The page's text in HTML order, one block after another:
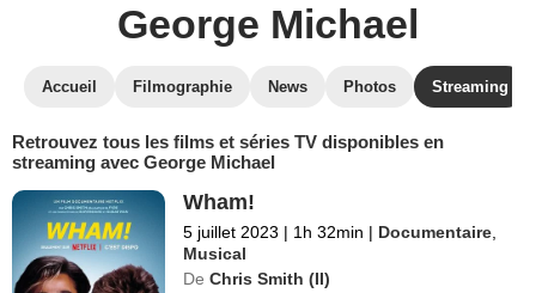
George Michael
Accueil Filmographie News Photos Streaming
Retrouvez tous les films et séries TV disponibles en
streaming avec George Michael
Wham!
5 juillet 2023 | 1h 32min | Documentaire
Musical
De Chris Smith (II)